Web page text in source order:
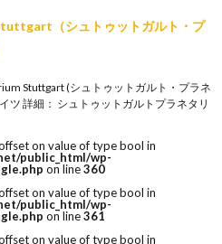
（シュトゥットガルト・プ
Stuttgart (シュトゥットガルト・プラネ
ツ 詳細： シュトゥットガルトプラネタリ
on value of type bool in
public_html/wp-
on line360
on value of type bool in
public_html/wp-
on line361
on value of type bool in